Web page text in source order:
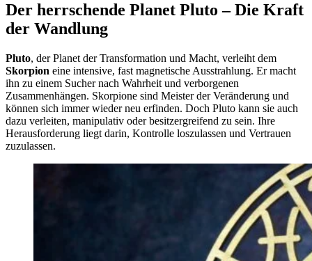
Der herrschende Planet Pluto – Die Kraft
der Wandlung
Pluto, der Planet der Transformation und Macht, verleiht dem
Skorpion eine intensive, fast magnetische Ausstrahlung. Er macht
ihn zu einem Sucher nach Wahrheit und verborgenen
Zusammenhängen. Skorpione sind Meister der Veränderung und
können sich immer wieder neu erfinden. Doch Pluto kann sie auch
dazu verleiten, manipulativ oder besitzergreifend zu sein. Ihre
Herausforderung liegt darin, Kontrolle loszulassen und Vertrauen
zuzulassen.